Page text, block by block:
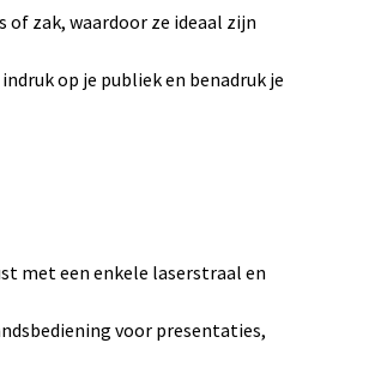
of zak, waardoor ze ideaal zijn
op je publiek en benadruk je
met een enkele laserstraal en
voor presentaties,